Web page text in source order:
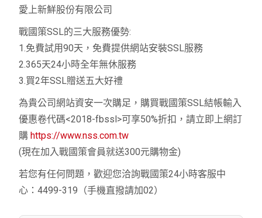
愛上新鮮股份有限公司
戰國策SSL的三大服務優勢:
1.免費試用90天，免費提供網站安裝SSL服務
2.365天24小時全年無休服務
3.買2年SSL贈送五大好禮
為貴公司網站資安一次購足，購買戰國策SSL結帳輸入
優惠卷代碼<2018-fbssl>可享50%折扣，請立即上網訂
購 https://www.nss.com.tw
(現在加入戰國策會員就送300元購物金)
若您有任何問題，歡迎您洽詢戰國策24小時客服中
心：4499-319（手機直撥請加02）